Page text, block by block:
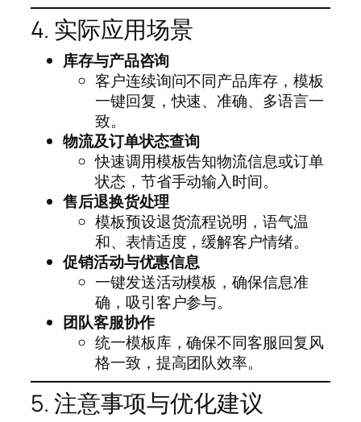
4. 实际应用场景
库存与产品咨询
客户连续询问不同产品库存，模板
一键回复，快速、准确、多语言一
致。
物流及订单状态查询
快速调用模板告知物流信息或订单
状态，节省手动输入时间。
售后退换货处理
模板预设退货流程说明，语气温
和、表情适度，缓解客户情绪。
促销活动与优惠信息
一键发送活动模板，确保信息准
确，吸引客户参与。
团队客服协作
统一模板库，确保不同客服回复风
格一致，提高团队效率。
5. 注意事项与优化建议